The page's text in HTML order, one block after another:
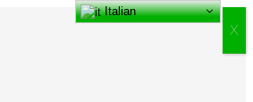
Italian
Х